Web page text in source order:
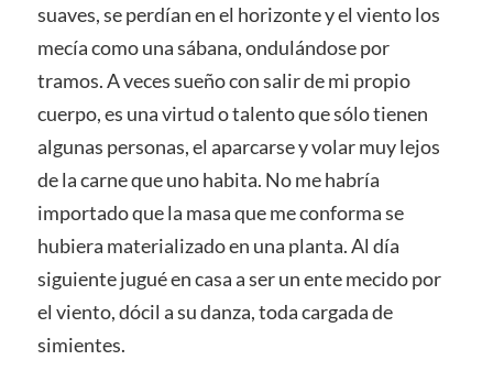
suaves, se perdían en el horizonte y el viento los
mecía como una sábana, ondulándose por
tramos. A veces sueño con salir de mi propio
cuerpo, es una virtud o talento que sólo tienen
algunas personas, el aparcarse y volar muy lejos
de la carne que uno habita. No me habría
importado que la masa que me conforma se
hubiera materializado en una planta. Al día
siguiente jugué en casa a ser un ente mecido por
el viento, dócil a su danza, toda cargada de
simientes.